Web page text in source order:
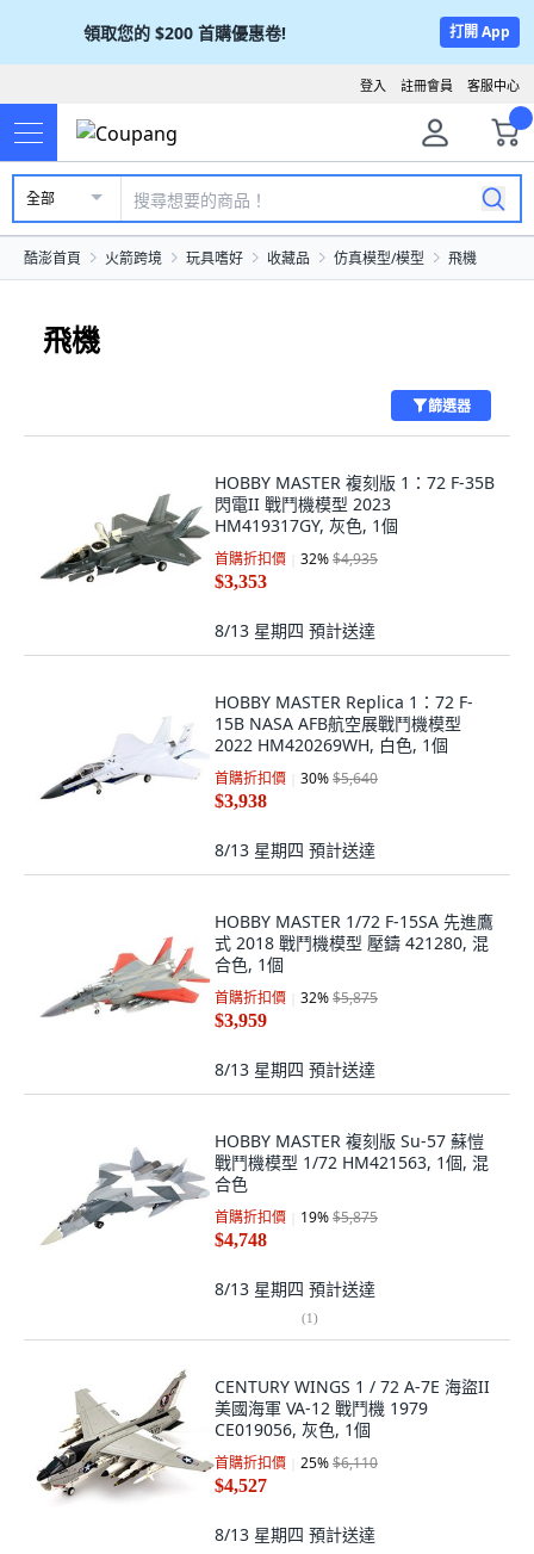
領取您的 $200 首購優惠卷! 打開 App
客服中心
註冊會員
登入
全部
酷澎首頁 火箭跨境 玩具嗜好 收藏品 仿真模型/模型 飛機
飛機
篩選器
HOBBY MASTER 複刻版 1：72 F-35B
閃電II 戰鬥機模型 2023
HM419317GY, 灰色, 1個
首購折扣價 32%$4,935
$3,353
8/13 星期四 預計送達
HOBBY MASTER Replica 1：72 F-
15B NASA AFB航空展戰鬥機模型
2022 HM420269WH, 白色, 1個
首購折扣價 30%$5,640
$3,938
8/13 星期四 預計送達
HOBBY MASTER 1/72 F-15SA 先進鷹
式 2018 戰鬥機模型 壓鑄 421280, 混
合色, 1個
首購折扣價 32%$5,875
$3,959
8/13 星期四 預計送達
HOBBY MASTER 複刻版 Su-57 蘇愷
戰鬥機模型 1/72 HM421563, 1個, 混
合色
首購折扣價 19%$5,875
$4,748
8/13 星期四 預計送達
(1)
CENTURY WINGS 1 / 72 A-7E 海盜II
美國海軍 VA-12 戰鬥機 1979
CE019056, 灰色, 1個
首購折扣價 25%$6,110
$4,527
8/13 星期四 預計送達